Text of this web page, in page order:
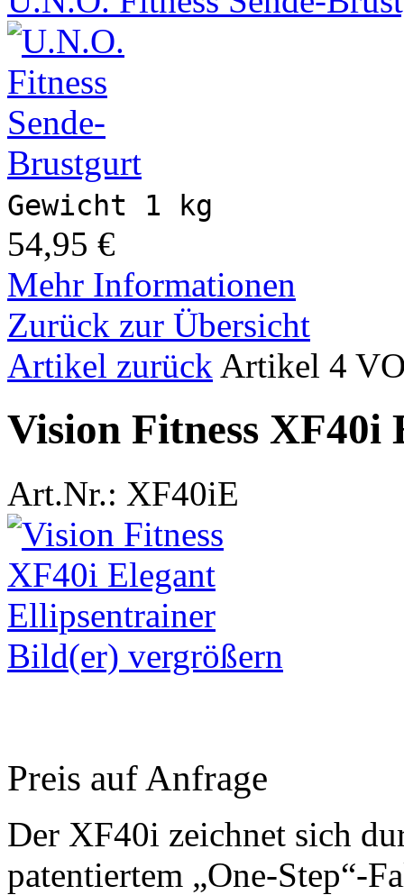
Gewicht 1 kg
54,95 €
Mehr Informationen
Zurück zur Übersicht
Artikel zurück Artikel 4
Vision Fitness
Art.Nr.: XF40iE
Bild(er) vergrößern
Preis auf Anfrage
Der XF40i zeichnet sich
patentiertem „One-Step“-